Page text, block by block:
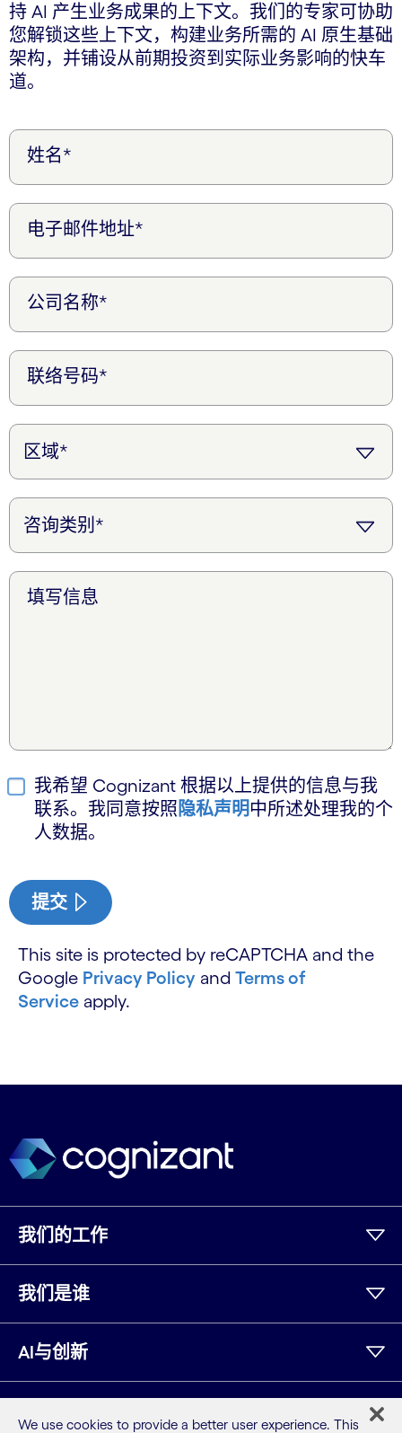
持 AI 产生业务成果的上下文。我们的专家可协助
您解锁这些上下文，构建业务所需的 AI 原生基础
架构，并铺设从前期投资到实际业务影响的快车
道。
姓名*
电子邮件地址*
公司名称*
联络号码*
填写信息
我希望 Cognizant 根据以上提供的信息与我
联系。我同意按照隐私声明 中所述处理我的个
人数据。
提交
This site is protected by reCAPTCHA and the
Google Privacy Policy and Terms of
Service apply.
我们的工作
我们是谁
AI与创新
We use cookies to provide a better user experience. This